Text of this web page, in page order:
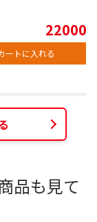
22000
ートに入れる
品も見て